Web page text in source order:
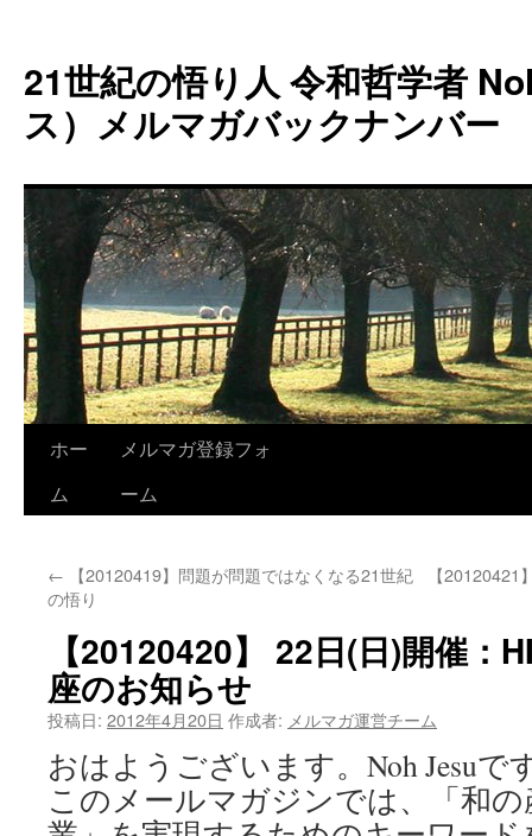
テ
ン
ツ
へ
キ
ッ
プ
21世紀の悟り人 令和哲学者
ス）メルマガバックナンバー
ホー
ム
メルマガ登録フォ
ーム
← 【20120419】問題が問題ではなくなる21世紀
の悟り
【20120421
【20120420】 22日(日)開催：
座のお知らせ
投稿日: 2012年4月20日 作成者: メルマガ運営チーム
おはようございます。Noh Jesuで
このメールマガジンでは、「和